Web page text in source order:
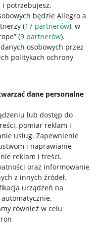
i potrzebujesz.
będzie Allegro a
(17 partnerów), w
(9 partnerów).
osobowych przez
politykach ochrony
dane personalne
lub dostęp do
pomiar reklam i
usług. Zapewnienie
i naprawianie
reklam i treści.
oraz informowanie
z innych źródeł.
urządzeń na
.
również w celu